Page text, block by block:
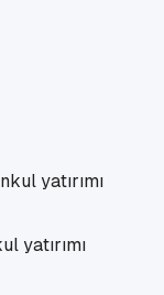
yatırımı